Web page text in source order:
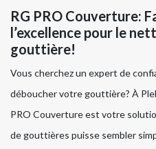
RG PRO Couverture:
l’excellence pour le
gouttière!
Vous cherchez un expert de
déboucher votre gouttière? À
PRO Couverture est votre
de gouttières puisse sembler